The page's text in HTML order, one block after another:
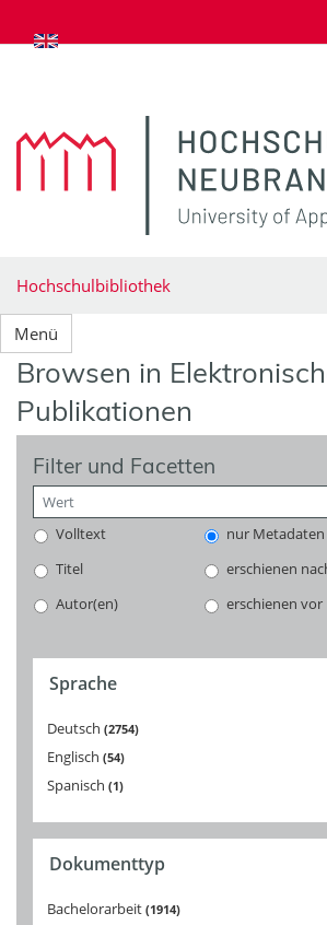
zum Inhalt springen
Hochschulbibliothek
Menü
Browsen in
Publikationen
Filter und Facetten
Volltext
nur Metadaten
Titel
erschienen
Autor(en)
erschienen vor
Sprache
Deutsch 2754
Englisch 54
Spanisch 1
Dokumenttyp
Bachelorarbeit 1914